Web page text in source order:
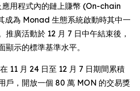
用程式內的鏈上賺幣 (On-chain
成為 Monad 生態系統啟動時其中一
推廣活動於 12 月 7 日中午結束後，
顯示的標準基準水平。
11 月 24 日至 12 月 7 日期間累積
戶，開放一個 80 萬 MON 的交易獎